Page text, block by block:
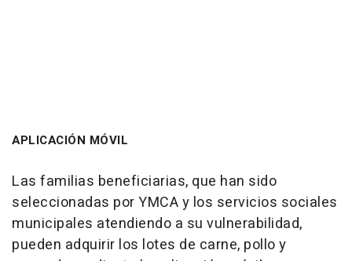
APLICACIÓN MÓVIL
Las familias beneficiarias, que han sido
seleccionadas por YMCA y los servicios sociales
municipales atendiendo a su vulnerabilidad,
pueden adquirir los lotes de carne, pollo y